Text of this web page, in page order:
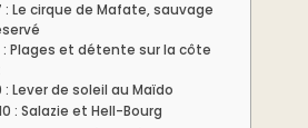
: Le cirque de Mafate, sauvage
: Plages et détente sur la côte
: Lever de soleil au Maïdo
: Salazie et Hell-Bourg